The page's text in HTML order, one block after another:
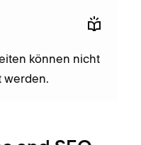
können nicht
werden.